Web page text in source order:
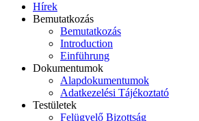
Hírek
Bemutatkozás
Bemutatkozás
Introduction
Einführung
Dokumentumok
Alapdokumentumok
Adatkezelési Tájékoztató
Testületek
Felügyelő Bizottság